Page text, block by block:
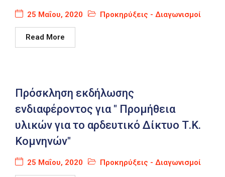
25 Μαΐου, 2020 Προκηρύξεις - Διαγωνισμοί
Read More
Πρόσκληση εκδήλωσης
ενδιαφέροντος για " Προμήθεια
υλικών για το αρδευτικό Δίκτυο Τ.Κ.
Κομνηνών"
25 Μαΐου, 2020 Προκηρύξεις - Διαγωνισμοί